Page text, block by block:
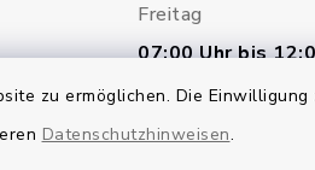
zu ermöglichen. Die
Datenschutzhinweisen.
Freitag
07:00 Uhr bis